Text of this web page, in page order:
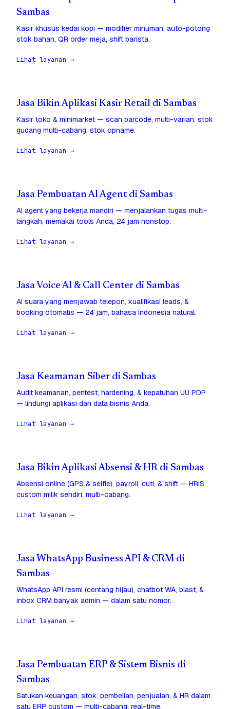
Sambas
Kasir khusus kedai kopi — modifier minuman, auto-potong
stok bahan, QR order meja, shift barista.
Lihat layanan →
Jasa Bikin Aplikasi Kasir Retail di Sambas
Kasir toko & minimarket — scan barcode, multi-varian, stok
gudang multi-cabang, stok opname.
Lihat layanan →
Jasa Pembuatan AI Agent di Sambas
AI agent yang bekerja mandiri — menjalankan tugas multi-
langkah, memakai tools Anda, 24 jam nonstop.
Lihat layanan →
Jasa Voice AI & Call Center di Sambas
AI suara yang menjawab telepon, kualifikasi leads, &
booking otomatis — 24 jam, bahasa Indonesia natural.
Lihat layanan →
Jasa Keamanan Siber di Sambas
Audit keamanan, pentest, hardening, & kepatuhan UU PDP
— lindungi aplikasi dan data bisnis Anda.
Lihat layanan →
Jasa Bikin Aplikasi Absensi & HR di Sambas
Absensi online (GPS & selfie), payroll, cuti, & shift — HRIS
custom milik sendiri, multi-cabang.
Lihat layanan →
Jasa WhatsApp Business API & CRM di
Sambas
WhatsApp API resmi (centang hijau), chatbot WA, blast, &
inbox CRM banyak admin — dalam satu nomor.
Lihat layanan →
Jasa Pembuatan ERP & Sistem Bisnis di
Sambas
Satukan keuangan, stok, pembelian, penjualan, & HR dalam
satu ERP custom — multi-cabang, real-time.